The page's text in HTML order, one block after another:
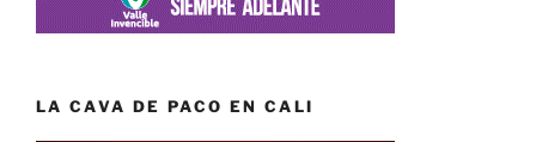
LA CAVA DE PACO EN CALI